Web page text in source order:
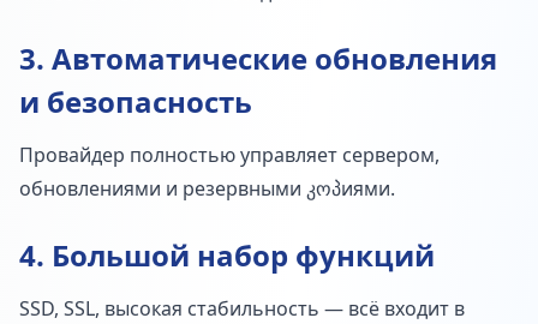
3. Автоматические обновления
и безопасность
Провайдер полностью управляет сервером,
обновлениями и резервными კოპиями.
4. Большой набор функций
SSD, SSL, высокая стабильность — всё входит в